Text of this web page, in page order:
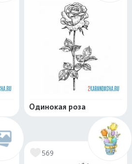
Одинокая роза
569